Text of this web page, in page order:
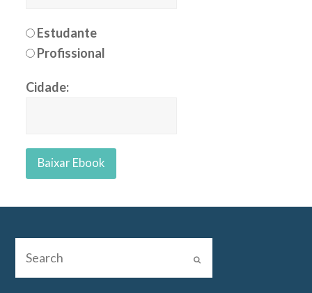
Estudante
Profissional
Cidade: